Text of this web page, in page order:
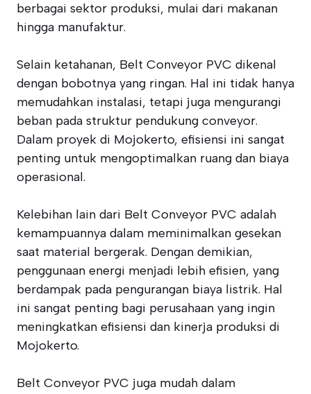
berbagai sektor produksi, mulai dari makanan
hingga manufaktur.
Selain ketahanan, Belt Conveyor PVC dikenal
dengan bobotnya yang ringan. Hal ini tidak hanya
memudahkan instalasi, tetapi juga mengurangi
beban pada struktur pendukung conveyor.
Dalam proyek di Mojokerto, efisiensi ini sangat
penting untuk mengoptimalkan ruang dan biaya
operasional.
Kelebihan lain dari Belt Conveyor PVC adalah
kemampuannya dalam meminimalkan gesekan
saat material bergerak. Dengan demikian,
penggunaan energi menjadi lebih efisien, yang
berdampak pada pengurangan biaya listrik. Hal
ini sangat penting bagi perusahaan yang ingin
meningkatkan efisiensi dan kinerja produksi di
Mojokerto.
Belt Conveyor PVC juga mudah dalam